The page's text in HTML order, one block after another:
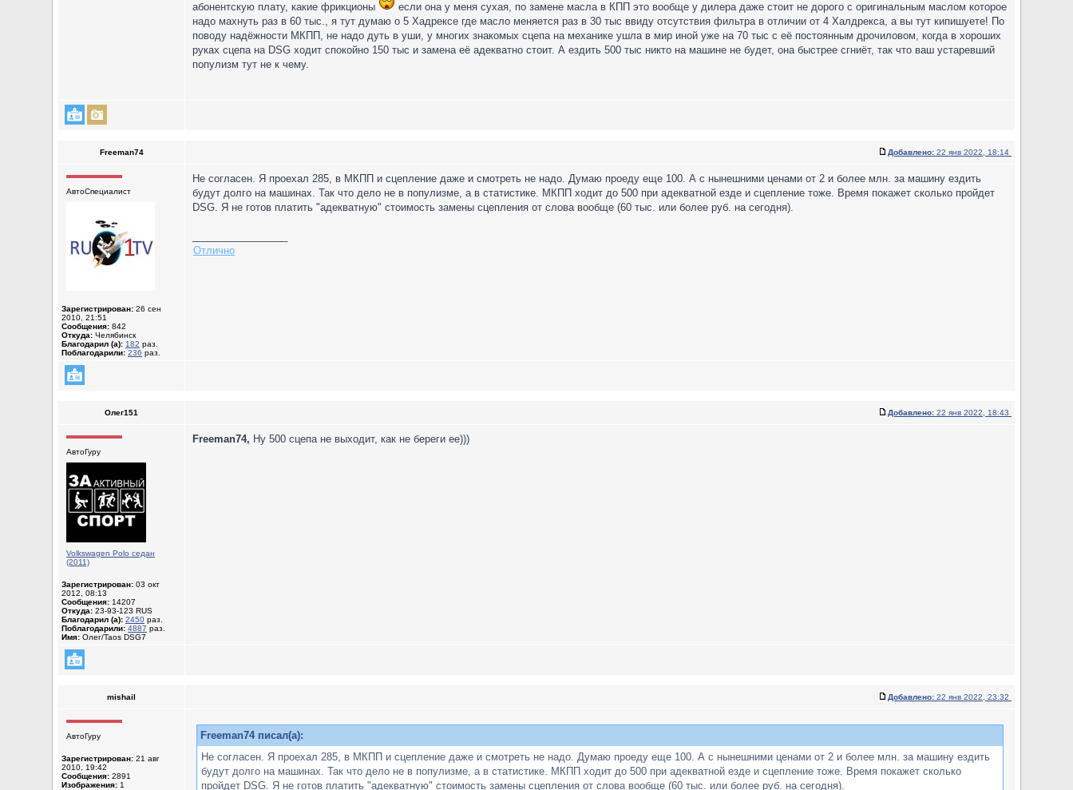
абонентскую плату, какие фрикционы
если она у меня сухая, по замене масла в КПП это вообще у дилера даже стоит не дорого с оригинальным маслом которое
надо махнуть раз в 60 тыс., я тут думаю о 5 Хадрексе где масло меняется раз в 30 тыс ввиду отсутствия фильтра в отличии от 4 Халдрекса, а вы тут кипишуете! По
поводу надёжности МКПП, не надо дуть в уши, у многих знакомых сцепа на механике ушла в мир иной уже на 70 тыс с её постоянным дрочиловом, когда в хороших
руках сцепа на DSG ходит спокойно 150 тыс и замена её адекватно стоит. А ездить 500 тыс никто на машине не будет, она быстрее сгниёт, так что ваш устаревший
популизм тут не к чему.
Freeman74 Добавлено: 22 янв 2022, 18:14
АвтоСпециалист
Зарегистрирован: 26 сен
2010, 21:51
Сообщения: 842
Откуда: Челябинск
Благодарил (а): 182 раз.
Поблагодарили: 236 раз.
Не согласен. Я проехал 285, в МКПП и сцепление даже и смотреть не надо. Думаю проеду еще 100. А с нынешними ценами от 2 и более млн. за машину ездить
будут долго на машинах. Так что дело не в популизме, а в статистике. МКПП ходит до 500 при адекватной езде и сцепление тоже. Время покажет сколько пройдет
DSG. Я не готов платить "адекватную" стоимость замены сцепления от слова вообще (60 тыс. или более руб. на сегодня).
Отлично
Олег151 Добавлено: 22 янв 2022, 18:43
АвтоГуру
Volkswagen Polo седан
(2011)
Зарегистрирован: 03 окт
2012, 08:13
Сообщения: 14207
Откуда: 23-93-123 RUS
Благодарил (а): 2450 раз.
Поблагодарили: 4887 раз.
Имя: Олег/Taos DSG7
Freeman74, Ну 500 сцепа не выходит, как не береги ее)))
mishail Добавлено: 22 янв 2022, 23:32
АвтоГуру
Зарегистрирован: 21 авг
2010, 19:42
Сообщения: 2891
Изображения: 1
Freeman74 писал(а):
Не согласен. Я проехал 285, в МКПП и сцепление даже и смотреть не надо. Думаю проеду еще 100. А с нынешними ценами от 2 и более млн. за машину ездить
будут долго на машинах. Так что дело не в популизме, а в статистике. МКПП ходит до 500 при адекватной езде и сцепление тоже. Время покажет сколько
пройдет DSG. Я не готов платить "адекватную" стоимость замены сцепления от слова вообще (60 тыс. или более руб. на сегодня).